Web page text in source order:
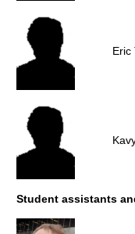
Eric
Student assistants